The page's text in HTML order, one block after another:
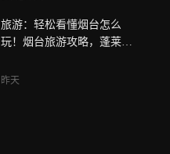
旅游：轻松看懂烟台怎么
玩！烟台旅游攻略，蓬莱旅
昨天